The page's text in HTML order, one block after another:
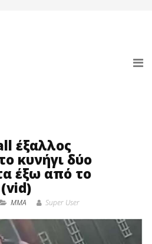
έξαλλος
κυνήγι δύο
έξω από το
(vid)
MMA Super User